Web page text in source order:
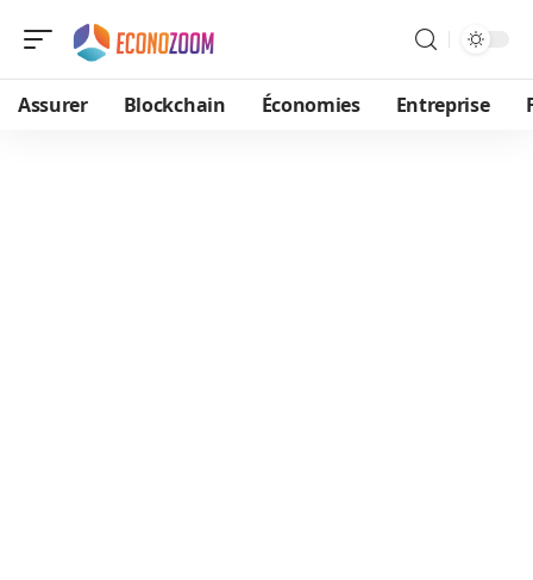
Assurer Blockchain Économies Entreprise